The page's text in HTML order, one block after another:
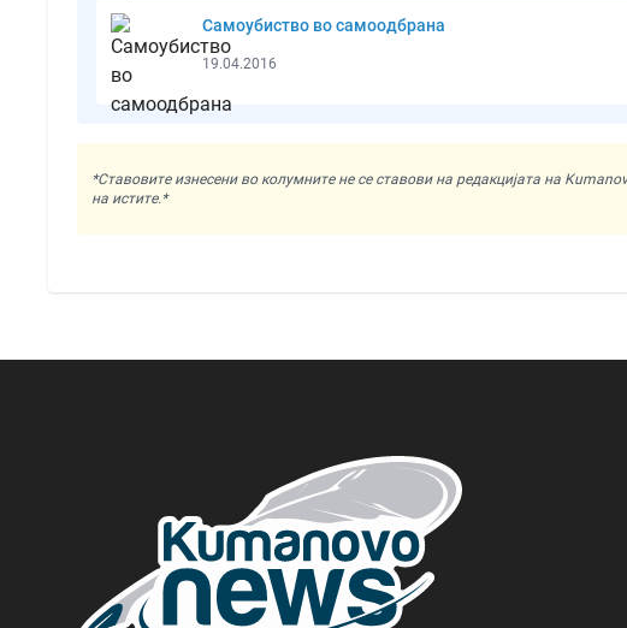
Самоубиство во самоодбрана
19.04.2016
*Ставовите изнесени во колумните не се ставови на редакцијата на
на истите.*